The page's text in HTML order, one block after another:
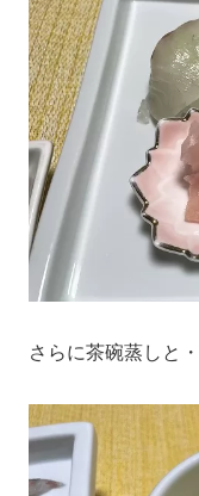
さらに茶碗蒸しと